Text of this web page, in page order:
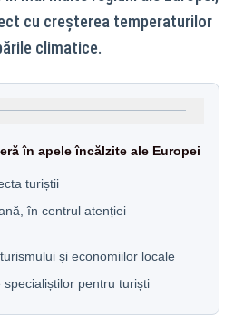
cu creșterea temperaturilor
climatice.
în apele încălzite ale Europei
turiștii
în centrul atenției
și economiilor locale
specialiștilor pentru turiști